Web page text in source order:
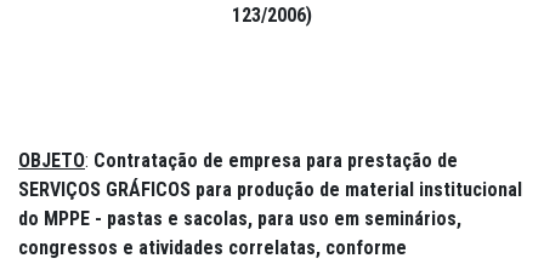
123/2006)
OBJETO: Contratação de empresa para prestação de
SERVIÇOS GRÁFICOS para produção de material institucional
do MPPE - pastas e sacolas, para uso em seminários,
congressos e atividades correlatas, conforme